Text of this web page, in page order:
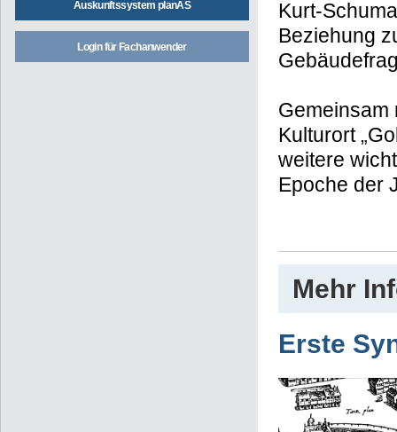
Auskunftssystem planAS
Login für Fachanwender
Kurt-
Beziehung
Gemeinsam
Kulturort
weitere
Epoche der
Mehr
Erste